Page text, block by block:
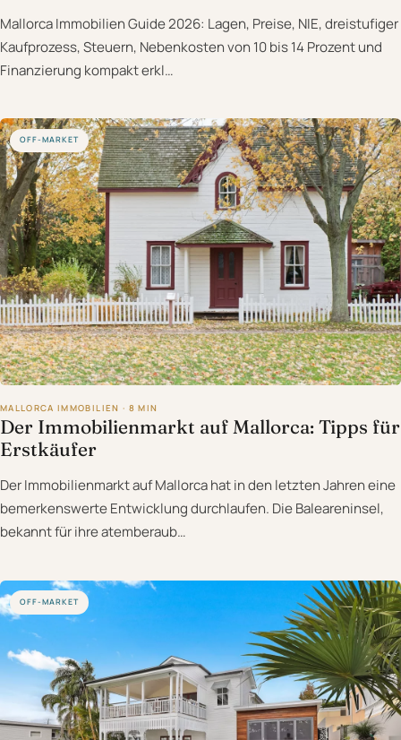
Mallorca Immobilien Guide 2026: Lagen, Preise, NIE, dreistufiger
Kaufprozess, Steuern, Nebenkosten von 10 bis 14 Prozent und
Finanzierung kompakt erkl…
OFF-MARKET
MALLORCA IMMOBILIEN · 8 MIN
Der Immobilienmarkt auf Mallorca: Tipps für
Erstkäufer
Der Immobilienmarkt auf Mallorca hat in den letzten Jahren eine
bemerkenswerte Entwicklung durchlaufen. Die Baleareninsel,
bekannt für ihre atemberaub…
OFF-MARKET